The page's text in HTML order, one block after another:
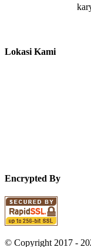
Lokasi Kami
Encrypted By
© Copyright 2017 -